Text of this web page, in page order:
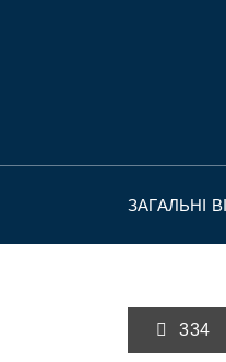
ЗАГАЛЬНІ
334